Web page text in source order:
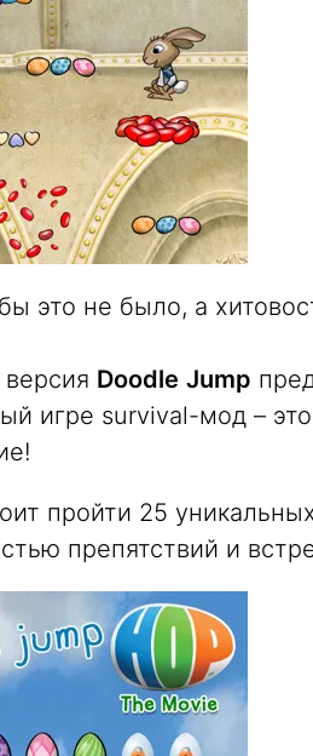
это не было, а
Doodle Jump
игре survival-мод –
пройти 25
препятствий и